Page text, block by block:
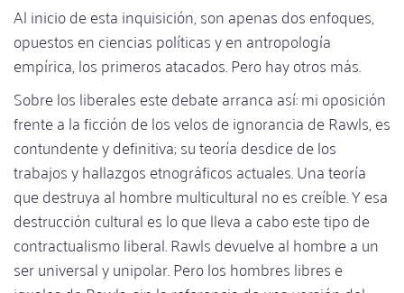
Al inicio de esta inquisición, son apenas dos enfoques,
opuestos en ciencias políticas y en antropología
empírica, los primeros atacados. Pero hay otros más.
Sobre los liberales este debate arranca así: mi oposición
frente a la ficción de los velos de ignorancia de Rawls, es
contundente y definitiva; su teoría desdice de los
trabajos y hallazgos etnográficos actuales. Una teoría
que destruya al hombre multicultural no es creíble. Y esa
destrucción cultural es lo que lleva a cabo este tipo de
contractualismo liberal. Rawls devuelve al hombre a un
ser universal y unipolar. Pero los hombres libres e